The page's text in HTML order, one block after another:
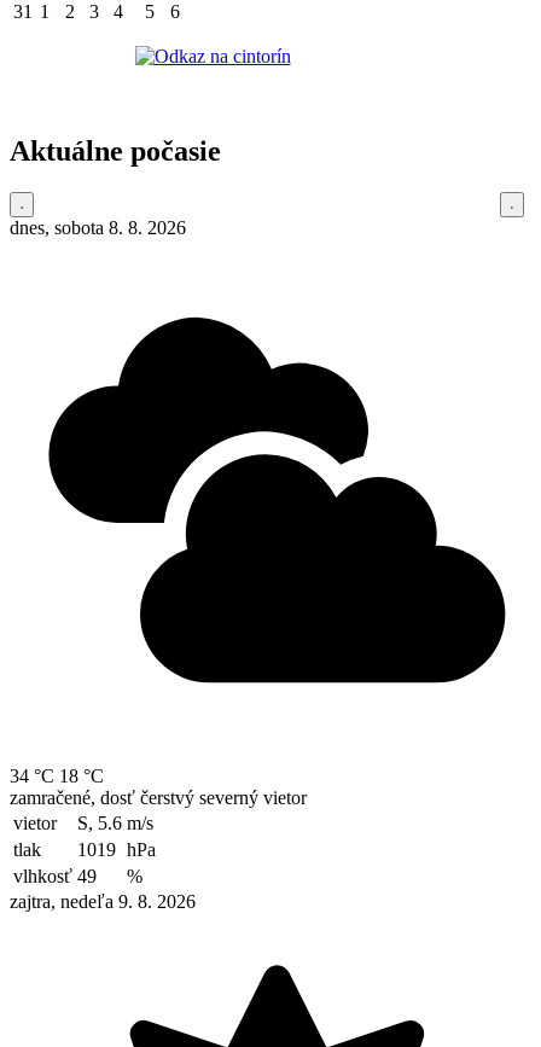
31 1 2 3 4 5 6
Aktuálne počasie
dnes, sobota 8. 8. 2026
34 °C 18 °C
zamračené, dosť čerstvý severný vietor
vietor
S, 5.6 m/s
tlak
1019 hPa
vlhkosť 49
%
zajtra, nedeľa 9. 8. 2026